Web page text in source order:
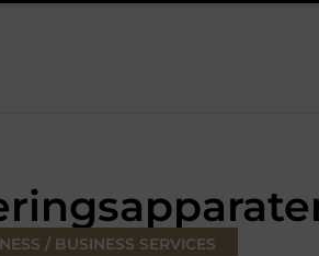
/ BUSINESS SERVICES